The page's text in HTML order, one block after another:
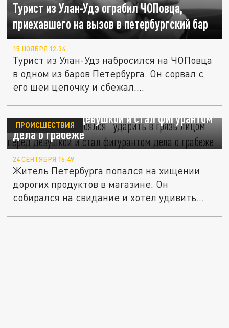
Турист из Улан-Удэ ограбил ЧОПовца,
приехавшего на вызов в петербургский бар
15 НОЯБРЯ 12:34
Турист из Улан-Удэ набросился на ЧОПовца
в одном из баров Петербурга. Он сорвал с
его шеи цепочку и сбежал....
Петербуржец побоялся “ударить в грязь
лицом” перед девушкой и стал фигурантом
дела о грабеже
ПРОИСШЕСТВИЯ
24 СЕНТЯБРЯ 16:49
Житель Петербурга попался на хищении
дорогих продуктов в магазине. Он
собирался на свидание и хотел удивить...